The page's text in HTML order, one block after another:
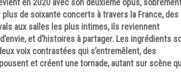
en 2020 avec son deuxième opus,
de soixante concerts à travers la France, des
aux salles les plus intimes, ils reviennent
et d’histoires à partager. Les ingrédients
voix contrastées qui s’entremêlent, des
et créent une tornade, autant sur scène